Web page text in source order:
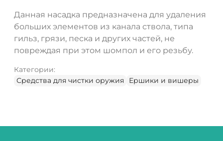
Данная насадка предназначена для удаления
больших элементов из канала ствола, типа
гильз, грязи, песка и других частей, не
повреждая при этом шомпол и его резьбу.
Категории:
Средства для чистки оружия
Ершики и вишеры